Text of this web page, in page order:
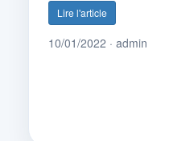
Lire l'article
10/01/2022 · admin